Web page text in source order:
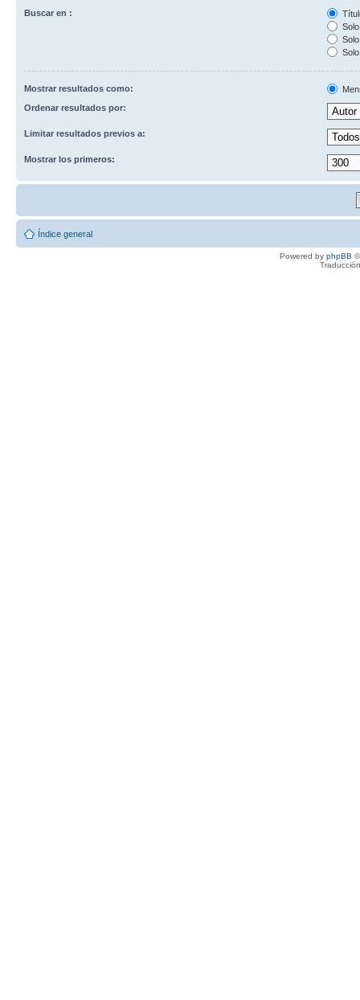
Buscar en :
Mostrar resultados como:
Ordenar resultados por:
Limitar resultados previos a:
Mostrar los primeros:
Índice general
Powered by phpBB